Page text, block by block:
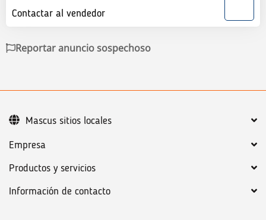
Contactar al vendedor
Reportar anuncio sospechoso
Empresa
Productos y servicios
Información de contacto
Mascus sitios locales